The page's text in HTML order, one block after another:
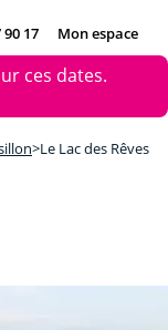
IE NL EN
17 Mon espace
ces dates.
Le Lac des Rêves